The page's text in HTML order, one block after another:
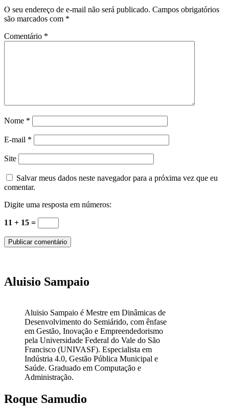
O seu endereço de e-mail não será publicado. Campos obrigatórios
são marcados com *
Comentário *
Nome *
E-mail *
Site
Salvar meus dados neste navegador para a próxima vez que eu
comentar.
Digite uma resposta em números:
11 + 15 =
Aluisio Sampaio
Aluisio Sampaio é Mestre em Dinâmicas de
Desenvolvimento do Semiárido, com ênfase
em Gestão, Inovação e Empreendedorismo
pela Universidade Federal do Vale do São
Francisco (UNIVASF). Especialista em
Indústria 4.0, Gestão Pública Municipal e
Saúde. Graduado em Computação e
Administração.
Roque Samudio